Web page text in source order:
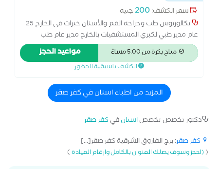
floor
...سعر الكشف:200جنيه
بكالوريوس طب وجراحه الفم والأسنان خبرات في الخارج 25
عام مدير طبي لكبري المستشفيات بالخارج مدير عام طب
الأسنان سابقا مدير إدارة المستشفيات مدير إدارة الطب الوقائي
مدير مؤتمر طب الأسنان الاقليمي لشرق الدلتا
متاح بكرة من 5:00 مساءً مواعيد الحجز
الكشف باسبقية الحضور
المزيد من اطباء اسنان في كفر صقر
دكتور تخصص تخصصاسنانفي كفر صقر
كفر صقر: برج الفاروق الشرقية كفر صقر[...]
((احجز وسوف يصلك العنوان بالكامل وارقام العيادة)